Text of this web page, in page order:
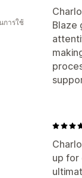
Blaze
การใช้
up for